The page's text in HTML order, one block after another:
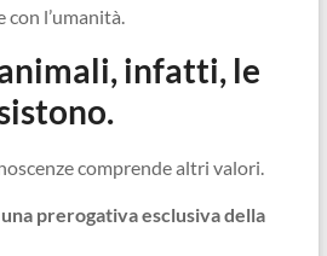
l’umanità.
infatti, le
comprende altri valori.
prerogativa esclusiva della